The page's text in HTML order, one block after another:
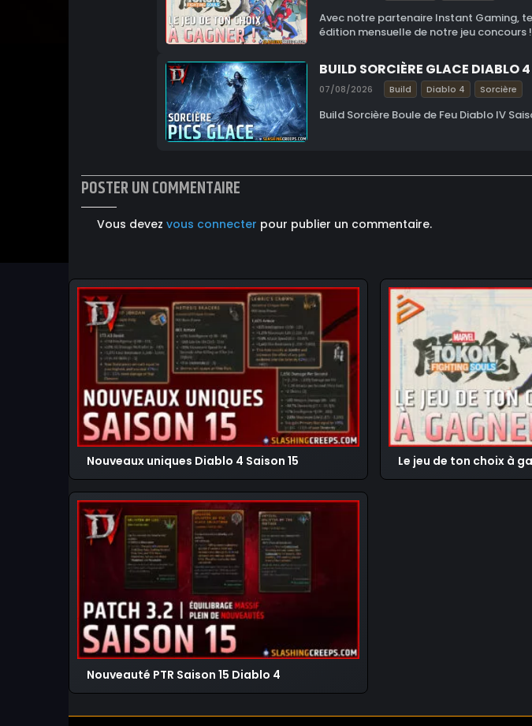
Avec notre partenaire Instant Gaming,
édition mensuelle de notre jeu concours !
BUILD SORCIÈRE GLACE DIABLO
07/08/2026 Build Diablo 4 Sorcière
Build Sorcière Boule de Feu Diablo IV
POSTER UN COMMENTAIRE
Vous devez vous connecter pour publier un commentaire.
Nouveaux uniques Diablo 4 Saison 15 Le jeu de ton choix à
Nouveauté PTR Saison 15 Diablo 4